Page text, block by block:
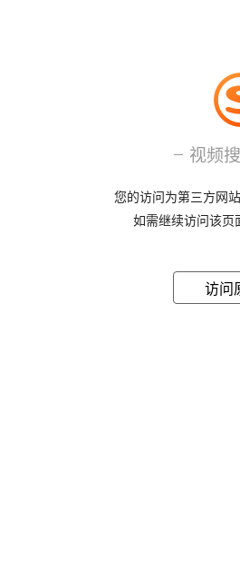
视频
您的访问为第三方网
如需继续访问该页
访问